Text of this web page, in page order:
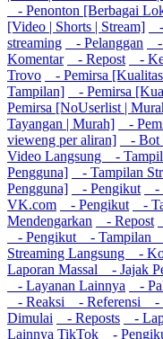
- Penonton [Berbagai
[Video | Shorts | Stream]
-
streaming
- Pelanggan -
Komentar
- Repost -
Trovo
- Pemirsa
Tampilan]
- Pemirsa
Pemirsa [NoUserlist |
Tayangan | Murah]
-
vieweng per aliran]
- Bot
Video Langsung
-
Pengguna]
- Tampilan
Pengguna]
- Pengikut -
VK.com
- Pengikut -
Mendengarkan
- Repost
- Pengikut
- Tampilan
Streaming Langsung
-
Laporan Massal
- Jajak
- Layanan Lainnya
-
- Reaksi
- Referensi -
Dimulai
- Reposts -
Lainnya TikTok -